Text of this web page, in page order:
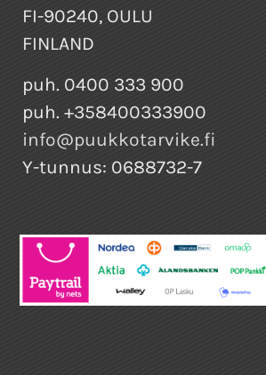
FI-90240, OULU
FINLAND
puh. 0400 333 900
puh. +358400333900
info@puukkotarvike.fi
Y-tunnus: 0688732-7